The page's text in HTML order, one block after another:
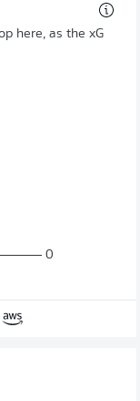
here, as the xG
0